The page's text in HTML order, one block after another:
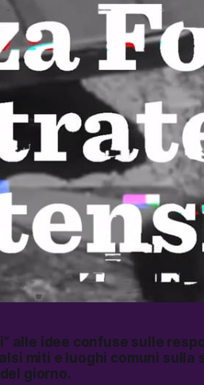
alle idee confuse sulle
miti e luoghi comuni sulla
giorno.